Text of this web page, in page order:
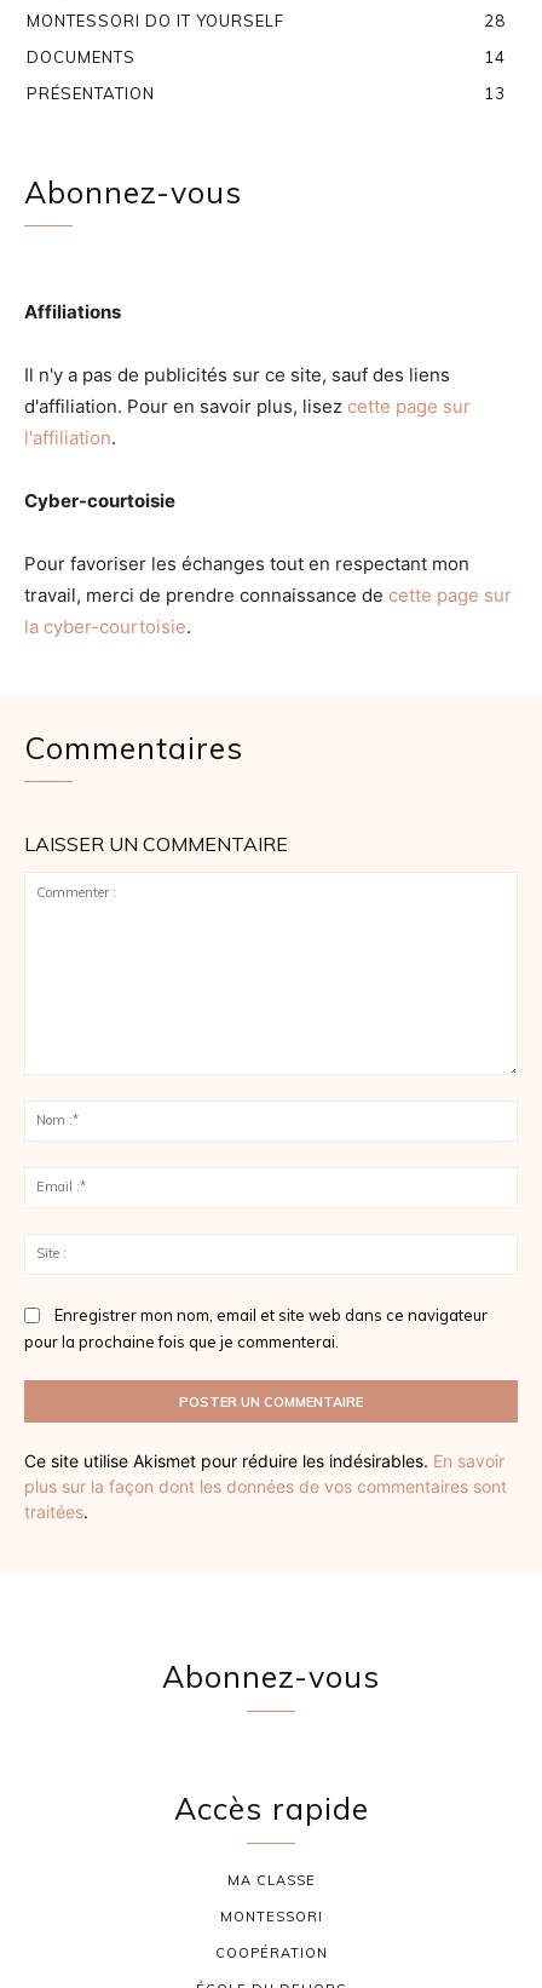
MONTESSORI DO IT YOURSELF
28
DOCUMENTS
14
PRÉSENTATION
13
Abonnez-vous
Affiliations
Il n'y a pas de publicités sur ce site, sauf des liens
d'affiliation. Pour en savoir plus, lisez cette page sur
l'affiliation.
Cyber-courtoisie
Pour favoriser les échanges tout en respectant mon
travail, merci de prendre connaissance de cette page sur
la cyber-courtoisie.
Commentaires
LAISSER UN COMMENTAIRE
Enregistrer mon nom, email et site web dans ce navigateur
pour la prochaine fois que je commenterai.
Ce site utilise Akismet pour réduire les indésirables. En savoir
plus sur la façon dont les données de vos commentaires sont
traitées.
Abonnez-vous
Accès rapide
MA CLASSE
MONTESSORI
COOPÉRATION